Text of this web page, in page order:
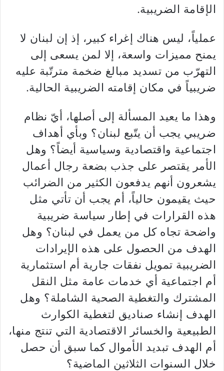
الإقامة الضريبية.
عملياً، ليس هناك إغراء كبير، إذ إن لبنان لا
يمنح مميزات واسعة، إلا لمن يسعى إلى
التهرّب من تسديد مبالغ ضخمة مترتّبة عليه
ضريبياً في مكان إقامته الضريبية الحالية.
وهذا ما يعيد المسألة إلى أصلها، أيّ نظام
ضريبي يجب أن يتّبع لبنان؟ وبأي أهداف
اجتماعية واقتصادية وسياسية أيضاً؟ وهل
الأمر يقتصر على جذب بضعة رجال أعمال
يشعرون أنهم يدفعون الكثير من الضرائب
حيث يقيمون حالياً، أم يجب أن تأتي مثل
هذه القرارات في إطار سياسة ضريبية
واضحة تجاه كل من يعمل في لبنان؟ وهل
الهدف من الحصول على هذه الإيرادات
الضريبية تمويل نفقات جارية أم استثمارية
أم اجتماعية أي خدمات عامة مثل النقل
المشترك والتغطية الصحية الشاملة؟ وهل
الهدف إنشاء صناديق لتغطية الكوارث
الطبيعية والخسائر الاقتصادية التي تنتج منها،
أم الهدف تبديد الأموال كما سبق أن حصل
خلال السنوات الثلاثين الماضية؟